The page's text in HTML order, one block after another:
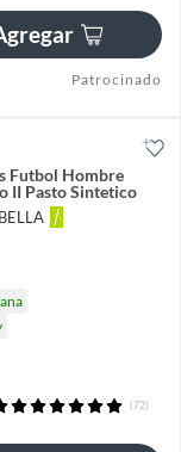
Patrocinado
Futbol Hombre
II Pasto Sintetico
(72)